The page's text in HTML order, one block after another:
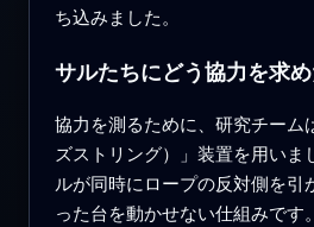
ち込みました。
サルたちにどう協力を求
協力を測るために、研究チーム
ズストリング）」装置を用いま
ルが同時にロープの反対側を引
った台を動かせない仕組みです